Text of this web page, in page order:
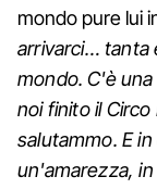
mondo pure lui
arrivarci… tanta
mondo. C'è
noi finito il
salutammo. E
un'amarezza,